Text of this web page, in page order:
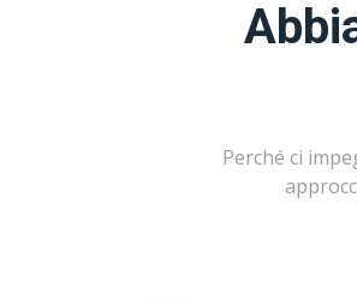
Perché ci